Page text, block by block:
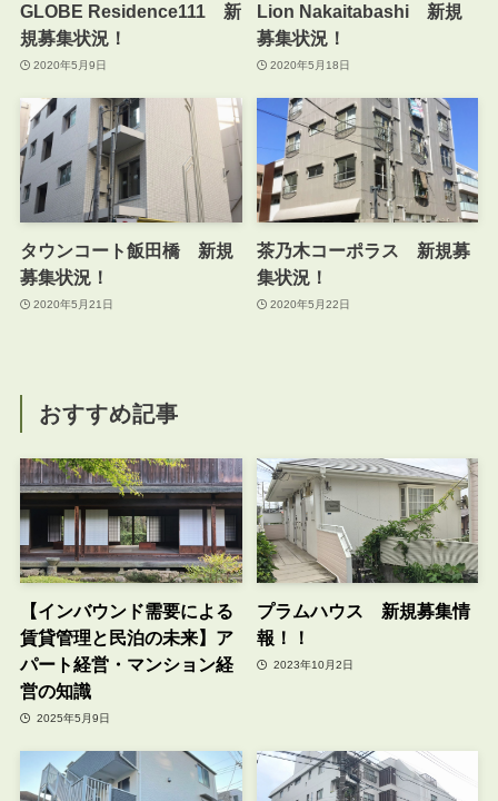
GLOBE Residence111 新
規募集状況！
2020年5月9日
Lion Nakaitabashi 新規
募集状況！
2020年5月18日
タウンコート飯田橋 新規
募集状況！
2020年5月21日
茶乃木コーポラス 新規募
集状況！
2020年5月22日
おすすめ記事
【インバウンド需要による
賃貸管理と民泊の未来】ア
パート経営・マンション経
営の知識
2025年5月9日
プラムハウス 新規募集情
報！！
2023年10月2日